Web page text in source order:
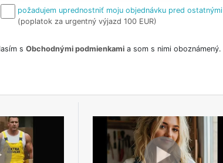
požadujem uprednostniť moju objednávku pred ostatnými
(poplatok za urgentný výjazd 100 EUR)
s Obchodnými podmienkamia som s nimi oboznámený.